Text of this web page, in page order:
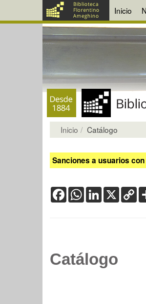
Inicio
Inicio Catálogo
Sanciones a usuarios
FacebookWhatsApp
LinkedIn
X
Catálogo